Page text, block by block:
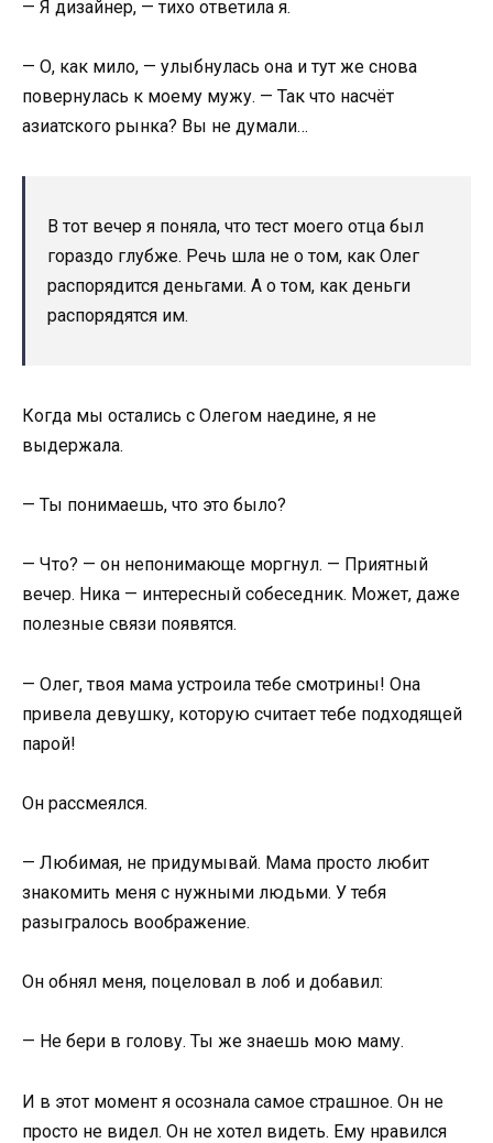
— Я дизайнер, — тихо ответила я.
— О, как мило, — улыбнулась она и тут же снова
повернулась к моему мужу. — Так что насчёт
азиатского рынка? Вы не думали…
В тот вечер я поняла, что тест моего отца был
гораздо глубже. Речь шла не о том, как Олег
распорядится деньгами. А о том, как деньги
распорядятся им.
Когда мы остались с Олегом наедине, я не
выдержала.
— Ты понимаешь, что это было?
— Что? — он непонимающе моргнул. — Приятный
вечер. Ника — интересный собеседник. Может, даже
полезные связи появятся.
— Олег, твоя мама устроила тебе смотрины! Она
привела девушку, которую считает тебе подходящей
парой!
Он рассмеялся.
— Любимая, не придумывай. Мама просто любит
знакомить меня с нужными людьми. У тебя
разыгралось воображение.
Он обнял меня, поцеловал в лоб и добавил:
— Не бери в голову. Ты же знаешь мою маму.
И в этот момент я осознала самое страшное. Он не
просто не видел. Он не хотел видеть. Ему нравился